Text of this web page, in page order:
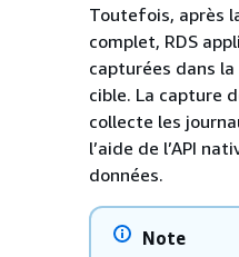
Toutefois, après
complet, RDS
capturées dans
cible. La capture
collecte les
l’aide de l’API
données.
Note